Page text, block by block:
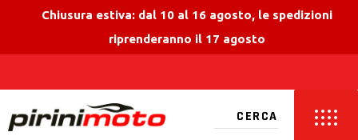
Chiusura estiva: dal 10 al 16 agosto, le spedizioni
riprenderanno il 17 agosto